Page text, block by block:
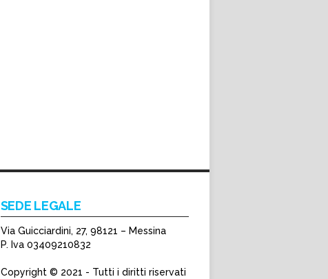
SEDE LEGALE
Via Guicciardini, 27, 98121 – Messina
P. Iva 03409210832
Copyright © 2021 - Tutti i diritti riservati